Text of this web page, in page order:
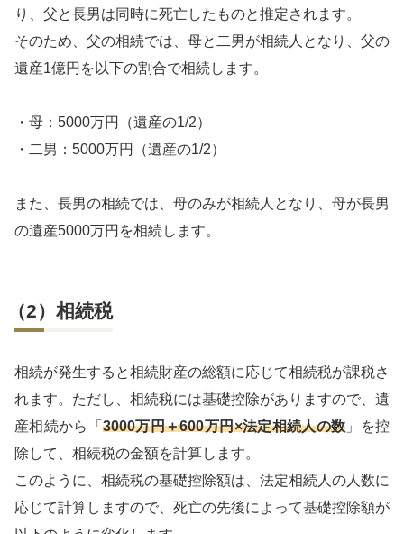
り、父と長男は同時に死亡したものと推定されます。
そのため、父の相続では、母と二男が相続人となり、父の
遺産1億円を以下の割合で相続します。
・母：5000万円（遺産の1/2）
・二男：5000万円（遺産の1/2）
また、長男の相続では、母のみが相続人となり、母が長男
の遺産5000万円を相続します。
（2）相続税
相続が発生すると相続財産の総額に応じて相続税が課税さ
れます。ただし、相続税には基礎控除がありますので、遺
産相続から「3000万円＋600万円×法定相続人の数 」を控
除して、相続税の金額を計算します。
このように、相続税の基礎控除額は、法定相続人の人数に
応じて計算しますので、死亡の先後によって基礎控除額が